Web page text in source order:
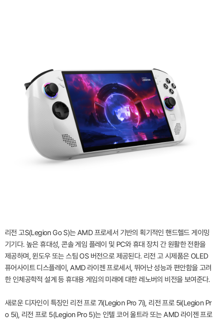
리전 고S(Legion Go S)는 AMD 프로세서 기반의 획기적인 핸드헬드 게이밍
기기다. 높은 휴대성, 콘솔 게임 플레이 및 PC와 휴대 장치 간 원활한 전환을
제공하며, 윈도우 또는 스팀 OS 버전으로 제공된다. 리전 고 시제품은 OLED
퓨어사이트 디스플레이, AMD 라이젠 프로세서, 뛰어난 성능과 편안함을 고려
한 인체공학적 설계 등 휴대용 게임의 미래에 대한 레노버의 비전을 보여준다.
새로운 디자인이 특징인 리전 프로 7i(Legion Pro 7i), 리전 프로 5i(Legion Pr
o 5i), 리전 프로 5(Legion Pro 5)는 인텔 코어 울트라 또는 AMD 라이젠 프로